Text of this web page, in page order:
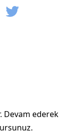
Devam ederek